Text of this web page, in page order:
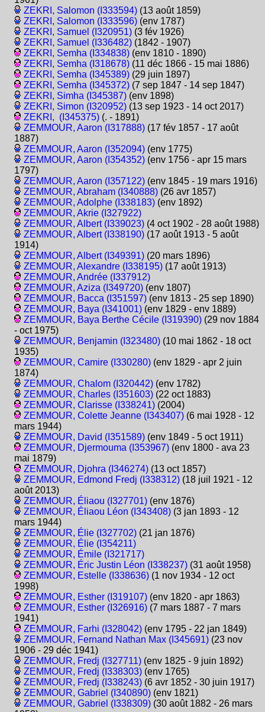
ZEKRI, Salomon (I333594) (13 août 1859)
ZEKRI, Salomon (I333596) (env 1787)
ZEKRI, Samuel (I320951) (3 fév 1926)
ZEKRI, Samuel (I336482) (1842 - 1907)
ZEKRI, Semha (I334838) (env 1810 - 1890)
ZEKRI, Semha (I318678) (11 déc 1866 - 15 mai 1886)
ZEKRI, Semha (I345389) (29 juin 1897)
ZEKRI, Semha (I345372) (7 sep 1847 - 14 sep 1847)
ZEKRI, Simha (I345387) (env 1898)
ZEKRI, Simon (I320952) (13 sep 1923 - 14 oct 2017)
ZEKRI, (I345375) (. - 1891)
ZEMMOUR, Aaron (I317888) (17 fév 1857 - 17 août
1887)
ZEMMOUR, Aaron (I352094) (env 1775)
ZEMMOUR, Aaron (I354352) (env 1756 - apr 15 mars
1797)
ZEMMOUR, Aaron (I357122) (env 1845 - 19 mars 1916)
ZEMMOUR, Abraham (I340888) (26 avr 1857)
ZEMMOUR, Adolphe (I338183) (env 1892)
ZEMMOUR, Akrie (I327922)
ZEMMOUR, Albert (I339023) (4 oct 1902 - 28 août 1988)
ZEMMOUR, Albert (I338190) (17 août 1913 - 5 août
1914)
ZEMMOUR, Albert (I349391) (20 mars 1896)
ZEMMOUR, Alexandre (I338195) (17 août 1913)
ZEMMOUR, Andrée (I337912)
ZEMMOUR, Aziza (I349720) (env 1807)
ZEMMOUR, Bacca (I351597) (env 1813 - 25 sep 1890)
ZEMMOUR, Baya (I341001) (env 1829 - env 1889)
ZEMMOUR, Baya Berthe Cécile (I319390) (29 nov 1884
- oct 1975)
ZEMMOUR, Benjamin (I323480) (10 mai 1862 - 18 oct
1935)
ZEMMOUR, Camire (I330280) (env 1829 - apr 2 juin
1874)
ZEMMOUR, Chalom (I320442) (env 1782)
ZEMMOUR, Charles (I351603) (22 oct 1883)
ZEMMOUR, Clarisse (I338241) (2004)
ZEMMOUR, Colette Jeanne (I343407) (6 mai 1928 - 12
mars 1944)
ZEMMOUR, David (I351589) (env 1849 - 5 oct 1911)
ZEMMOUR, Djermouma (I353967) (env 1800 - ava 23
mai 1879)
ZEMMOUR, Djohra (I346274) (13 oct 1857)
ZEMMOUR, Edmond Fredj (I338312) (18 juil 1921 - 12
août 2013)
ZEMMOUR, Éliaou (I327701) (env 1876)
ZEMMOUR, Éliaou Léon (I343408) (3 jan 1893 - 12
mars 1944)
ZEMMOUR, Élie (I327702) (21 jan 1876)
ZEMMOUR, Élie (I354211)
ZEMMOUR, Émile (I321717)
ZEMMOUR, Éric Justin Léon (I338237) (31 août 1958)
ZEMMOUR, Estelle (I338636) (1 nov 1934 - 12 oct
1998)
ZEMMOUR, Esther (I319107) (env 1820 - apr 1863)
ZEMMOUR, Esther (I326916) (7 mars 1887 - 7 mars
1941)
ZEMMOUR, Farhi (I328042) (env 1795 - 22 jan 1849)
ZEMMOUR, Fernand Nathan Max (I345691) (23 nov
1906 - 29 déc 1941)
ZEMMOUR, Fredj (I327711) (env 1825 - 9 juin 1892)
ZEMMOUR, Fredj (I338303) (env 1765)
ZEMMOUR, Fredj (I338243) (6 avr 1852 - 30 juin 1917)
ZEMMOUR, Gabriel (I340890) (env 1821)
ZEMMOUR, Gabriel (I338309) (30 août 1882 - 26 mars